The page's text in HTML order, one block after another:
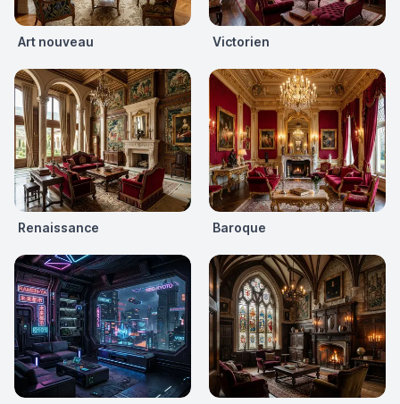
Art nouveau Victorien
Renaissance Baroque